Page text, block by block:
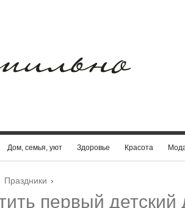
Дом, семья, уют Здоровье Красота
Праздники ›
первый детский